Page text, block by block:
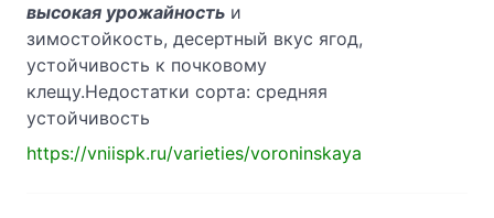
высокая урожайность и
зимостойкость, десертный вкус ягод,
устойчивость к почковому
клещу.Недостатки сорта: средняя
устойчивость
https://vniispk.ru/varieties/voroninskaya